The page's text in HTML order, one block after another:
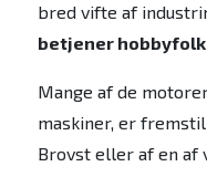
bred vifte af
betjener
Mange af de
maskiner, er
Brovst eller af en af